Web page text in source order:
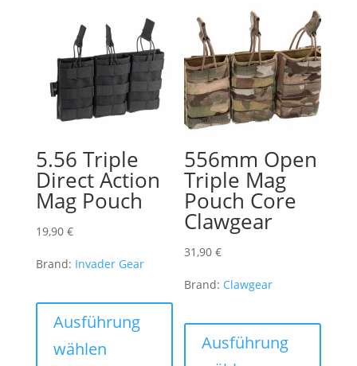
5.56 Triple
Direct Action
Mag Pouch
19,90 €
Brand: Invader Gear
Ausführung
wählen
556mm Open
Triple Mag
Pouch Core
Clawgear
31,90€
Brand: Clawgear
Ausführung